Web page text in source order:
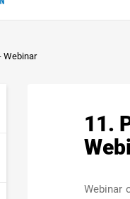
Webinar
11.
Webinar